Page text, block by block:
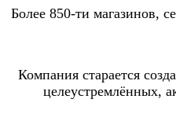
Более 850-ти магазинов,
Компания старается
целеустремлённых,